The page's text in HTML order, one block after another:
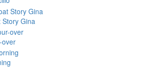
Story Gina
over